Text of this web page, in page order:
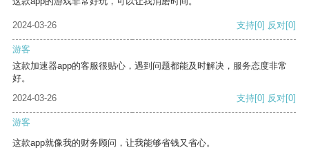
2024-03-26 支持[0] 反对[0]
游客
这款加速器app的客服很贴心，遇到问题都能及时解决，服务态度非常
好。
2024-03-26
支持[0] 反对[0]
游客
这款app就像我的财务顾问，让我能够省钱又省心。